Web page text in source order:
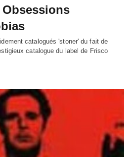
Obsessions
catalogués 'stoner' du fait de
catalogue du label de Frisco